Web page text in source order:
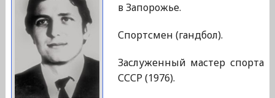
в Запорожье.
Спортсмен (гандбол).
Заслуженный мастер спорта
СССР (1976).